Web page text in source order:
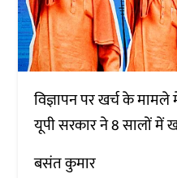
विज्ञापन पर खर्च के
यूपी सरकार ने 8 सालों में
बसंत कुमार